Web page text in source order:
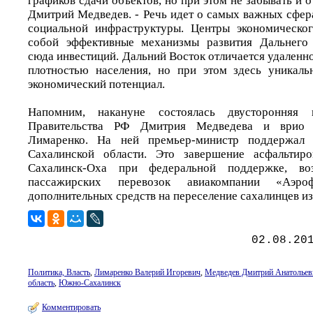
Дмитрий Медведев. - Речь идет о самых важных
социальной инфраструктуры. Центры
собой эффективные механизмы развития Дальнего
сюда инвестиций. Дальний Восток отличается
плотностью населения, но при этом здесь
экономический потенциал.
Напомним, накануне состоялась двусторонняя
Правительства РФ Дмитрия Медведева и врио
Лимаренко. На ней премьер-министр поддержал
Сахалинской области. Это завершение
Сахалинск-Оха при федеральной поддержке,
пассажирских перевозок авиакомпании
дополнительных средств на переселение сахалинцев
Политика, Власть, Лимаренко Валерий Игоревич, Медведев Дмитрий
область, Южно-Сахалинск
Комментировать